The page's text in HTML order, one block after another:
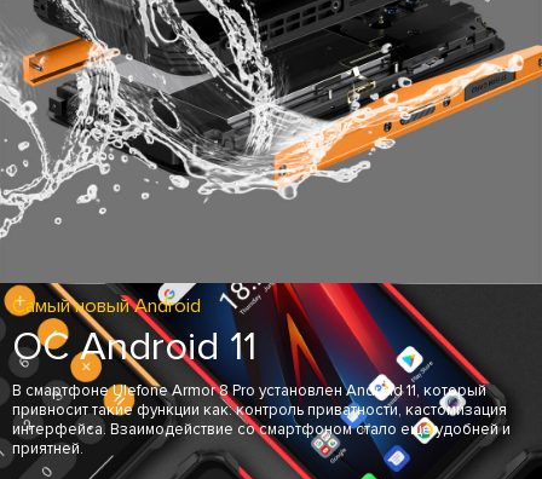
Самый новый Android
ОС Android 11
В смартфоне Ulefone Armor 8 Pro установлен Android 11, который
привносит такие функции как: контроль приватности, кастомизация
интерфейса. Взаимодействие со смартфоном стало еще удобней и
приятней.